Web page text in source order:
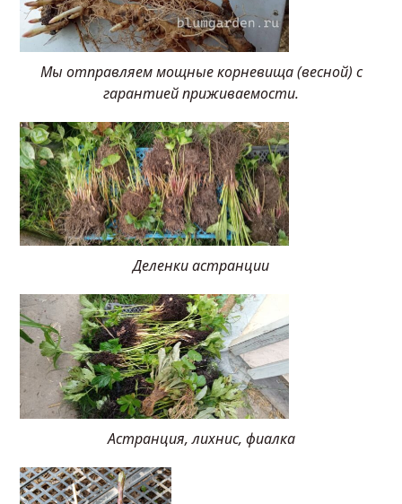
Мы отправляем мощные корневища (весной) с
гарантией приживаемости.
Деленки астранции
Астранция, лихнис, фиалка